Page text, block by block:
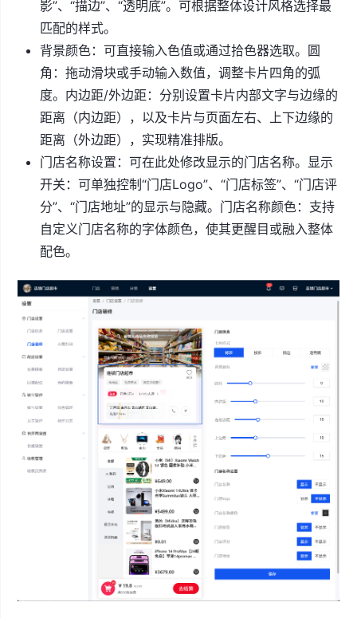
影”、“描边”、“透明底”。可根据整体设计风格选择最
匹配的样式。
背景颜色：可直接输入色值或通过拾色器选取。圆
角：拖动滑块或手动输入数值，调整卡片四角的弧
度。内边距/外边距：分别设置卡片内部文字与边缘的
距离（内边距），以及卡片与页面左右、上下边缘的
距离（外边距），实现精准排版。
门店名称设置：可在此处修改显示的门店名称。显示
开关：可单独控制“门店Logo”、“门店标签”、“门店评
分”、“门店地址”的显示与隐藏。门店名称颜色：支持
自定义门店名称的字体颜色，使其更醒目或融入整体
配色。